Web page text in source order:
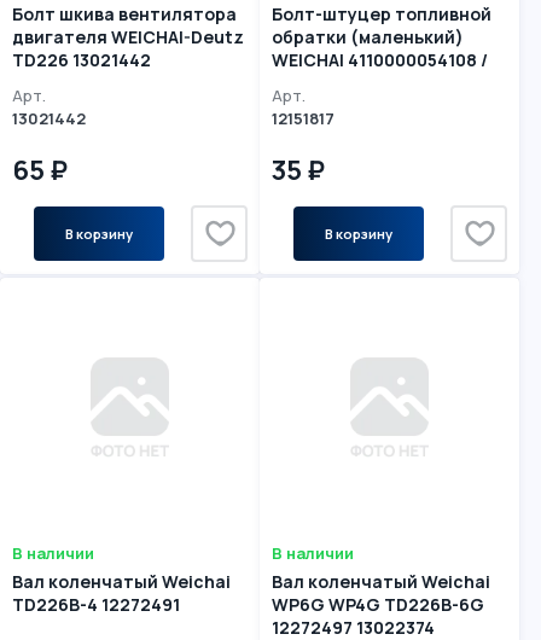
Болт шкива вентилятора
двигателя WEICHAI-Deutz
TD226 13021442
Арт.
13021442
65 ₽
В корзину
Болт-штуцер топливной
обратки (маленький)
WEICHAI 4110000054108 /
Арт.
12151817
35 ₽
В корзину
В наличии
Вал коленчатый Weichai
TD226B-4 12272491
В наличии
Вал коленчатый Weichai
WP6G WP4G TD226B-6G
12272497 13022374